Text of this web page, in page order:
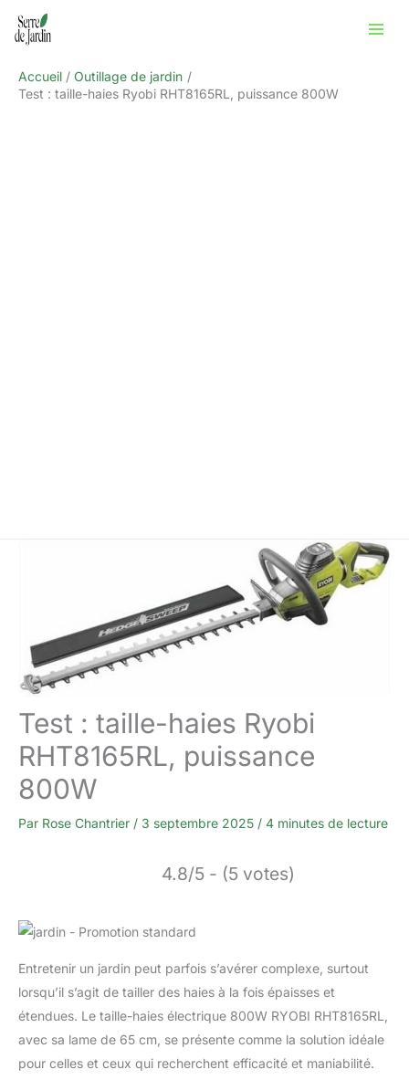
Accueil
Outillage de jardin
Test : taille-haies Ryobi RHT8165RL, puissance 800W
Test : taille-haies Ryobi
RHT8165RL, puissance
800W
Par Rose Chantrier / 3 septembre 2025 / 4 minutes de lecture
4.8/5 - (5 votes)
Entretenir un jardin peut parfois s’avérer complexe, surtout
lorsqu’il s’agit de tailler des haies à la fois épaisses et
étendues. Le taille-haies électrique 800W RYOBI RHT8165RL,
avec sa lame de 65 cm, se présente comme la solution idéale
pour celles et ceux qui recherchent efficacité et maniabilité.
Rechercher